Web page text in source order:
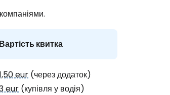
Вартість квитка
eur (через додаток)
eur (купівля у водія)